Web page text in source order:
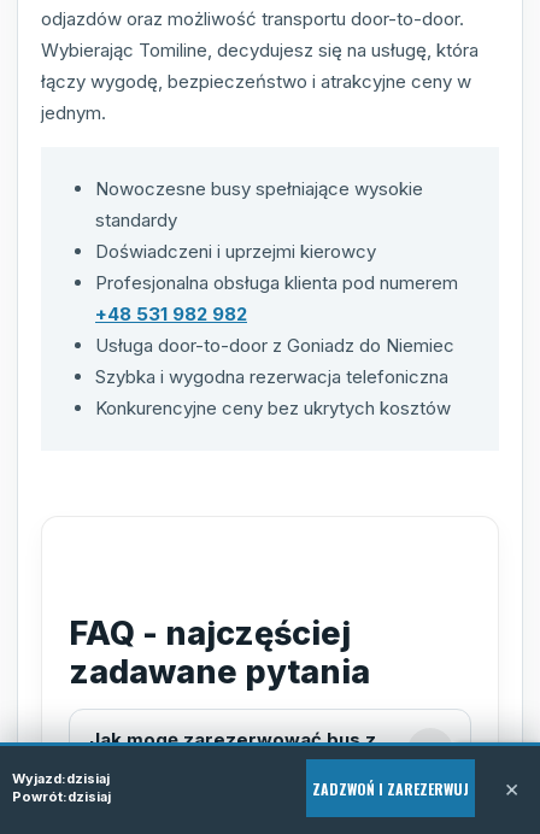
odjazdów oraz możliwość transportu door-to-door.
Wybierając Tomiline, decydujesz się na usługę, która
łączy wygodę, bezpieczeństwo i atrakcyjne ceny w
jednym.
Nowoczesne busy spełniające wysokie
standardy
Doświadczeni i uprzejmi kierowcy
Profesjonalna obsługa klienta pod numerem
+48 531 982 982
Usługa door-to-door z Goniadz do Niemiec
Szybka i wygodna rezerwacja telefoniczna
Konkurencyjne ceny bez ukrytych kosztów
FAQ - najczęściej
zadawane pytania
Jak mogę zarezerwować bus z
Wyjazd:dzisiaj
Powrót:dzisiaj ZADZWOŃ I ZAREZERWUJ ×